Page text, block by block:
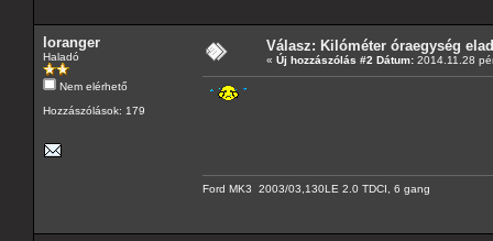
loranger
Haladó
Nem elérhető
Hozzászólások: 179
Válasz: Kilóméter óraegység
« Új hozzászólás #2 Dátum: 2014.11.28
Ford MK3 2003/03,130LE 2.0 TDCI, 6 gang